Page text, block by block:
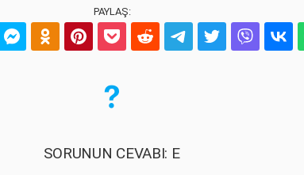
PAYLAŞ:
SORUNUN CEVABI: E